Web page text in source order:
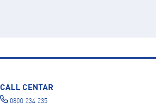
CALL CENTAR
0800 234 235